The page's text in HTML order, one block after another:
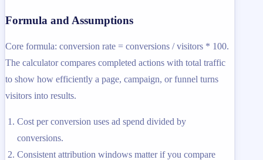
Formula and Assumptions
Core formula: conversion rate = conversions / visitors * 100.
The calculator compares completed actions with total traffic
to show how efficiently a page, campaign, or funnel turns
visitors into results.
Cost per conversion uses ad spend divided by
conversions.
Consistent attribution windows matter if you compare